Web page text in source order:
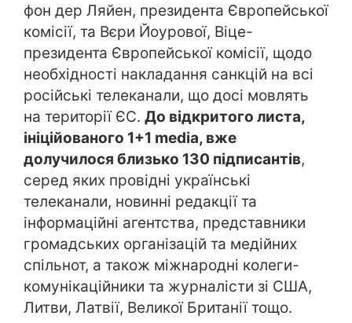
фон дер Ляйен, президента Європейської
комісії, та Вєри Йоурової, Віце-
президента Європейської комісії, щодо
необхідності накладання санкцій на всі
російські телеканали, що досі мовлять
на території ЄС. До відкритого листа,
ініційованого 1+1 media, вже
долучилося близько 130 підписантів,
серед яких провідні українські
телеканали, новинні редакції та
інформаційні агентства, представники
громадських організацій та медійних
спільнот, а також міжнародні колеги-
комунікаційники та журналісти зі США,
Литви, Латвії, Великої Британії тощо.